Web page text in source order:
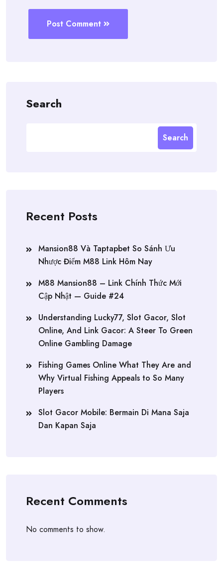
Post Comment
Search
Search
Recent Posts
Mansion88 Và Taptapbet So Sánh Ưu
Nhược Điểm M88 Link Hôm Nay
M88 Mansion88 – Link Chính Thức Mới
Cập Nhật — Guide #24
Understanding Lucky77, Slot Gacor, Slot
Online, And Link Gacor: A Steer To Green
Online Gambling Damage
Fishing Games Online What They Are and
Why Virtual Fishing Appeals to So Many
Players
Slot Gacor Mobile: Bermain Di Mana Saja
Dan Kapan Saja
Recent Comments
No comments to show.